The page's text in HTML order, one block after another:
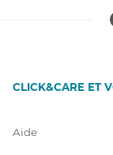
CLICK&CARE ET
Aide